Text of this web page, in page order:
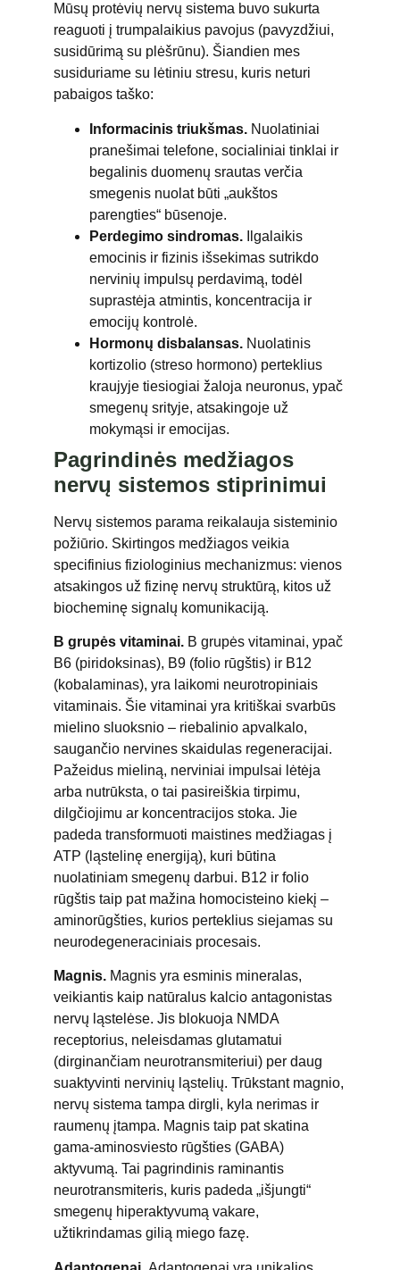
Mūsų protėvių nervų sistema buvo sukurta
reaguoti į trumpalaikius pavojus (pavyzdžiui,
susidūrimą su plėšrūnu). Šiandien mes
susiduriame su lėtiniu stresu, kuris neturi
pabaigos taško:
Informacinis triukšmas. Nuolatiniai
pranešimai telefone, socialiniai tinklai ir
begalinis duomenų srautas verčia
smegenis nuolat būti „aukštos
parengties“ būsenoje.
Perdegimo sindromas. Ilgalaikis
emocinis ir fizinis išsekimas sutrikdo
nervinių impulsų perdavimą, todėl
suprastėja atmintis, koncentracija ir
emocijų kontrolė.
Hormonų disbalansas. Nuolatinis
kortizolio (streso hormono) perteklius
kraujyje tiesiogiai žaloja neuronus, ypač
smegenų srityje, atsakingoje už
mokymąsi ir emocijas.
Pagrindinės medžiagos
nervų sistemos stiprinimui
Nervų sistemos parama reikalauja sisteminio
požiūrio. Skirtingos medžiagos veikia
specifinius fiziologinius mechanizmus: vienos
atsakingos už fizinę nervų struktūrą, kitos už
biocheminę signalų komunikaciją.
B grupės vitaminai. B grupės vitaminai, ypač
B6 (piridoksinas), B9 (folio rūgštis) ir B12
(kobalaminas), yra laikomi neurotropiniais
vitaminais. Šie vitaminai yra kritiškai svarbūs
mielino sluoksnio – riebalinio apvalkalo,
saugančio nervines skaidulas regeneracijai.
Pažeidus mieliną, nerviniai impulsai lėtėja
arba nutrūksta, o tai pasireiškia tirpimu,
dilgčiojimu ar koncentracijos stoka. Jie
padeda transformuoti maistines medžiagas į
ATP (ląstelinę energiją), kuri būtina
nuolatiniam smegenų darbui. B12 ir folio
rūgštis taip pat mažina homocisteino kiekį –
aminorūgšties, kurios perteklius siejamas su
neurodegeneraciniais procesais.
Magnis. Magnis yra esminis mineralas,
veikiantis kaip natūralus kalcio antagonistas
nervų ląstelėse. Jis blokuoja NMDA
receptorius, neleisdamas glutamatui
(dirginančiam neurotransmiteriui) per daug
suaktyvinti nervinių ląstelių. Trūkstant magnio,
nervų sistema tampa dirgli, kyla nerimas ir
raumenų įtampa. Magnis taip pat skatina
gama-aminosviesto rūgšties (GABA)
aktyvumą. Tai pagrindinis raminantis
neurotransmiteris, kuris padeda „išjungti“
smegenų hiperaktyvumą vakare,
užtikrindamas gilią miego fazę.